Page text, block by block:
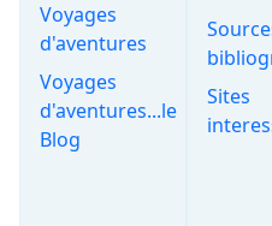
Voyages
d'aventures
Voyages
d'aventures...le
Blog
Sites